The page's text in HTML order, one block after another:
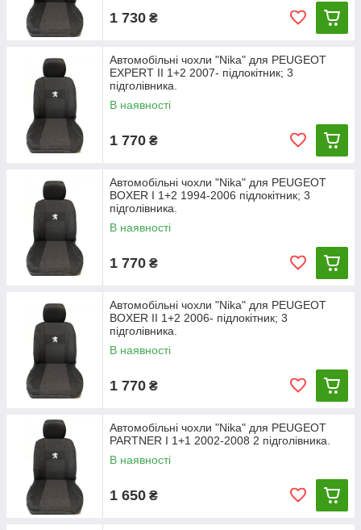
1 730 ₴
Автомобільні чохли "Nika" для PEUGEOT
EXPERT II 1+2 2007- підлокітник; 3
підголівника.
В наявності
1 770 ₴
Автомобільні чохли "Nika" для PEUGEOT
BOXER I 1+2 1994-2006 підлокітник; 3
підголівника.
В наявності
1 770 ₴
Автомобільні чохли "Nika" для PEUGEOT
BOXER II 1+2 2006- підлокітник; 3
підголівника.
В наявності
1 770 ₴
Автомобільні чохли "Nika" для PEUGEOT
PARTNER I 1+1 2002-2008 2 підголівника.
В наявності
1 650 ₴